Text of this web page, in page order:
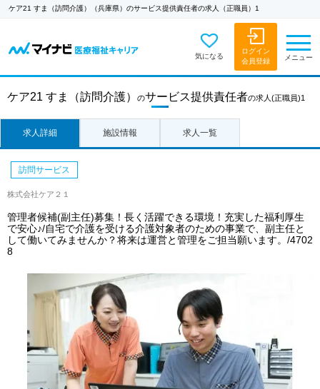
ケア21 すま（訪問介護）（兵庫県）のサービス提供責任者の求人（正職員）1
気になる
ログイン
会員登録
メニュー
ケア21 すま（訪問介護） のサービス提供責任者の求人 (正職員)1
求人詳細 施設情報 求人一覧
訪問サービス
株式会社ケア２１
管理者候補(副主任)募集！長く活躍できる環境！充実した福利厚生
で安心♪/自宅で介護を受ける介護対象者のための事業で、副主任と
して働いてみませんか？将来は運営と管理をご担当願います。/4702
8